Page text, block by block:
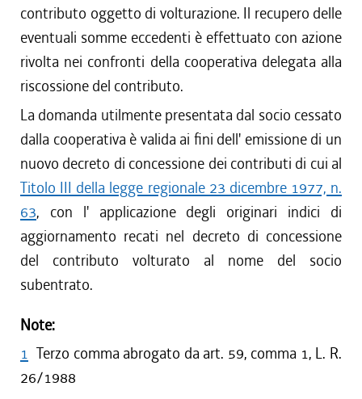
contributo oggetto di volturazione. Il recupero delle
eventuali somme eccedenti è effettuato con azione
rivolta nei confronti della cooperativa delegata alla
riscossione del contributo.
La domanda utilmente presentata dal socio cessato
dalla cooperativa è valida ai fini dell' emissione di un
nuovo decreto di concessione dei contributi di cui al
Titolo III della legge regionale 23 dicembre 1977, n.
63, con l' applicazione degli originari indici di
aggiornamento recati nel decreto di concessione
del contributo volturato al nome del socio
subentrato.
Note:
1 Terzo comma abrogato da art. 59, comma 1, L. R.
26/1988